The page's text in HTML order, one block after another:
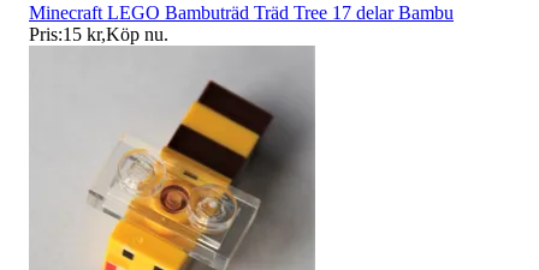
Minecraft LEGO Bambuträd Träd Tree 17 delar Bambu
Pris:15 kr,Köp nu.